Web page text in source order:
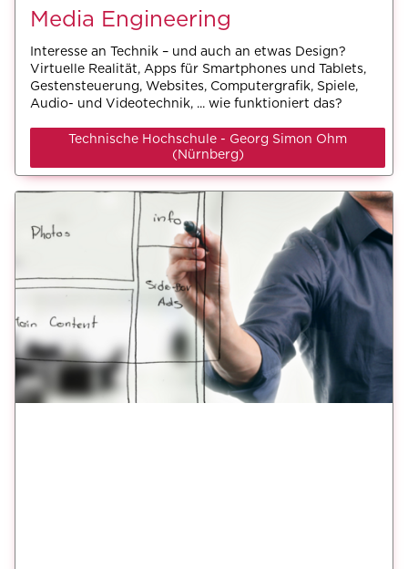
Media Engineering
Interesse an Technik – und auch an etwas Design?
Virtuelle Realität, Apps für Smartphones und Tablets,
Gestensteuerung, Websites, Computergrafik, Spiele,
Audio- und Videotechnik, ... wie funktioniert das?
Technische Hochschule - Georg Simon Ohm
(Nürnberg)